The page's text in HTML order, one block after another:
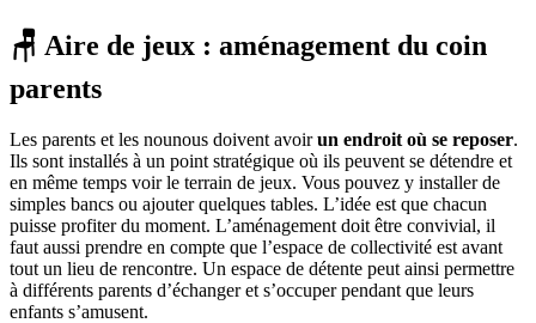
🪑 Aire de jeux : aménagement du coin
parents
Les parents et les nounous doivent avoirun endroit où se reposer.
Ils sont installés à un point stratégique où ils peuvent se détendre et
en même temps voir le terrain de jeux. Vous pouvez y installer de
simples bancs ou ajouter quelques tables. L’idée est que chacun
puisse profiter du moment. L’aménagement doit être convivial, il
faut aussi prendre en compte que l’espace de collectivité est avant
tout un lieu de rencontre. Un espace de détente peut ainsi permettre
à différents parents d’échanger et s’occuper pendant que leurs
enfants s’amusent.